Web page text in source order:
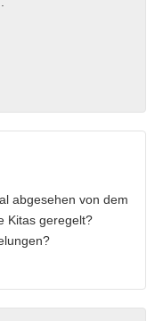
abgesehen von dem
Kitas geregelt?